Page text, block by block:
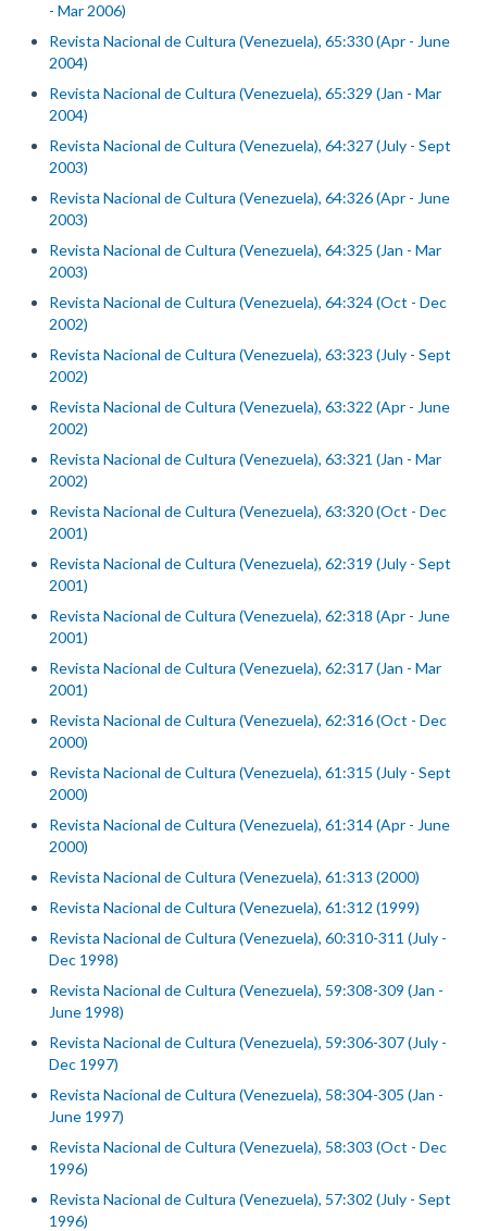
- Mar 2006)
Revista Nacional de Cultura (Venezuela), 65:330 (Apr - June
2004)
Revista Nacional de Cultura (Venezuela), 65:329 (Jan - Mar
2004)
Revista Nacional de Cultura (Venezuela), 64:327 (July - Sept
2003)
Revista Nacional de Cultura (Venezuela), 64:326 (Apr - June
2003)
Revista Nacional de Cultura (Venezuela), 64:325 (Jan - Mar
2003)
Revista Nacional de Cultura (Venezuela), 64:324 (Oct - Dec
2002)
Revista Nacional de Cultura (Venezuela), 63:323 (July - Sept
2002)
Revista Nacional de Cultura (Venezuela), 63:322 (Apr - June
2002)
Revista Nacional de Cultura (Venezuela), 63:321 (Jan - Mar
2002)
Revista Nacional de Cultura (Venezuela), 63:320 (Oct - Dec
2001)
Revista Nacional de Cultura (Venezuela), 62:319 (July - Sept
2001)
Revista Nacional de Cultura (Venezuela), 62:318 (Apr - June
2001)
Revista Nacional de Cultura (Venezuela), 62:317 (Jan - Mar
2001)
Revista Nacional de Cultura (Venezuela), 62:316 (Oct - Dec
2000)
Revista Nacional de Cultura (Venezuela), 61:315 (July - Sept
2000)
Revista Nacional de Cultura (Venezuela), 61:314 (Apr - June
2000)
Revista Nacional de Cultura (Venezuela), 61:313 (2000)
Revista Nacional de Cultura (Venezuela), 61:312 (1999)
Revista Nacional de Cultura (Venezuela), 60:310-311 (July -
Dec 1998)
Revista Nacional de Cultura (Venezuela), 59:308-309 (Jan -
June 1998)
Revista Nacional de Cultura (Venezuela), 59:306-307 (July -
Dec 1997)
Revista Nacional de Cultura (Venezuela), 58:304-305 (Jan -
June 1997)
Revista Nacional de Cultura (Venezuela), 58:303 (Oct - Dec
1996)
Revista Nacional de Cultura (Venezuela), 57:302 (July - Sept
1996)